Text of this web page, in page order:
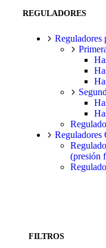
REGULADORES
Reguladores
Reguladores
(presión
FILTROS